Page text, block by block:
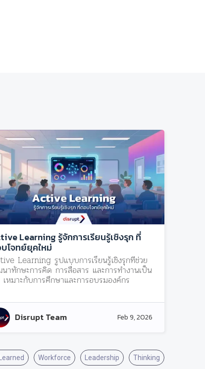
Learning รู้จักการเรียนรู้เชิงรุก ที่
โจทย์ยุคใหม่
Learning รูปแบบการเรียนรู้เชิงรุกที่ช่วย
าทักษะการคิด การสื่อสาร และการทำงานเป็น
หมาะกับการศึกษาและการอบรมองค์กร
Disrupt Team Feb 9, 2026
Workforce Leadership Thinking